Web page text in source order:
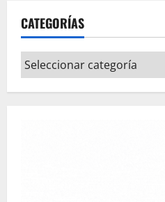
CATEGORÍAS
Categorías